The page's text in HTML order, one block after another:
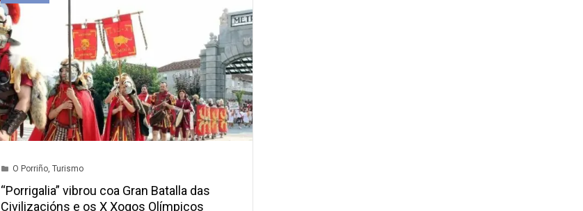
O Porriño,Turismo
“Porrigalia” vibrou coa Gran Batalla das
Civilizacións e os X Xogos Olímpicos